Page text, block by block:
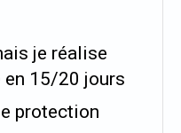
je réalise
15/20 jours
protection